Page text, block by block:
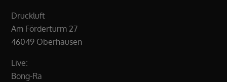
Druckluft
Am Förderturm 27
46049 Oberhausen
Live:
Bong-Ra